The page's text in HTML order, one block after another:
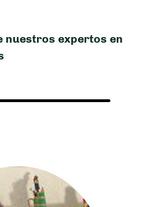
nuestros expertos en